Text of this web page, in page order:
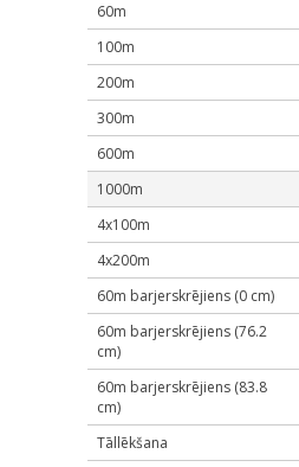
60m
100m
200m
300m
600m
1000m
4x100m
4x200m
60m barjerskrējiens (0 cm)
60m barjerskrējiens (76.2
cm)
60m barjerskrējiens (83.8
cm)
Tāllēkšana